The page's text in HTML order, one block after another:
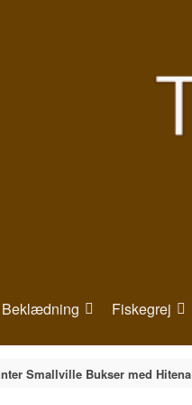
Beklædning Fiskegrej
Smallville Bukser med Hitena